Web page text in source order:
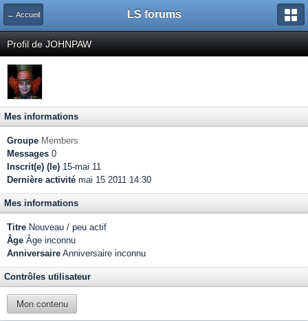
← Accueil LS forums
Profil de JOHNPAW
Mes informations
Groupe Members
Messages 0
Inscrit(e) (le) 15-mai 11
Dernière activité mai 15 2011 14:30
Mes informations
Titre Nouveau / peu actif
Âge Âge inconnu
Anniversaire Anniversaire inconnu
Contrôles utilisateur
Mon contenu